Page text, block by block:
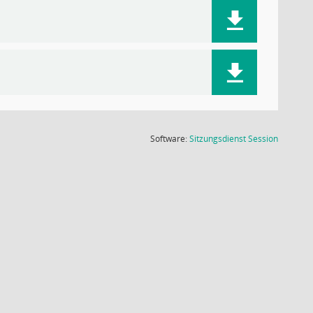
Software:SitzungsdienstSession(Wird in